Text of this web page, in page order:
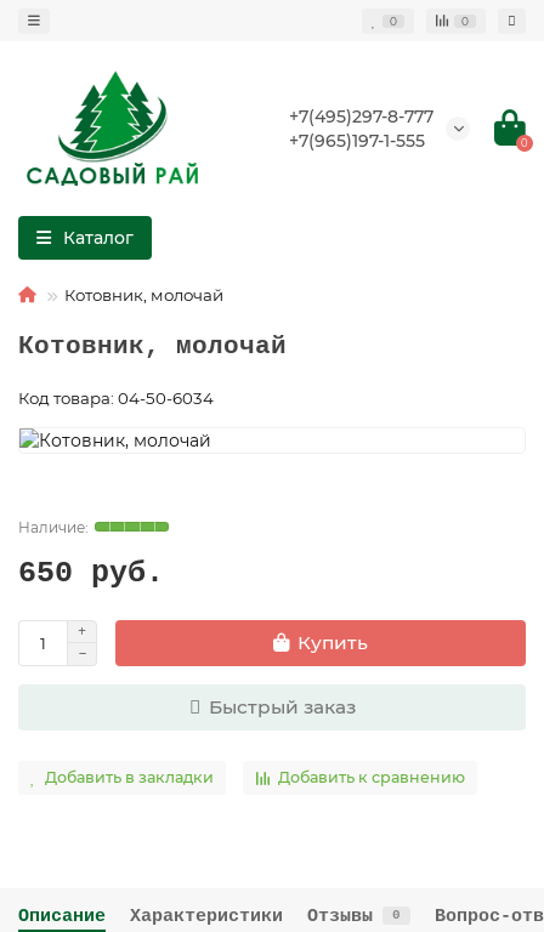
0 0
+7(495)297-8-777
+7(965)197-1-555
0
Каталог
Котовник, молочай
Котовник, молочай
Код товара: 04-50-6034
650 руб.
Купить
Быстрый заказ
Добавить в закладки Добавить к сравнению
Описание Характеристики Отзывы 0 Вопрос-